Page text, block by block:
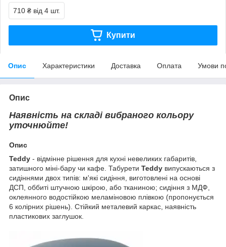
710 ₴ від 4 шт.
Купити
Опис Характеристики Доставка Оплата Умови
Опис
Наявність на складі вибраного кольору
уточнюйте!
Опис
Teddy - відмінне рішення для кухні невеликих габаритів,
затишного міні-бару чи кафе. Табурети Teddy випускаються з
сидіннями двох типів: м'які сидіння, виготовлені на основі
ДСП, оббиті штучною шкірою, або тканиною; сидіння з МДФ,
оклеянного водостійкою меламіновою плівкою (пропонується
6 колірних рішень). Стійкий металевий каркас, наявність
пластикових заглушок.